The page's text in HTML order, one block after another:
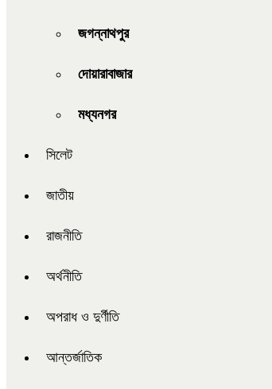
জগন্নাথপুর
দোয়ারাবাজার
মধ্যনগর
সিলেট
জাতীয়
রাজনীতি
অর্থনীতি
অপরাধ ও দুর্ণীতি
আন্তর্জাতিক